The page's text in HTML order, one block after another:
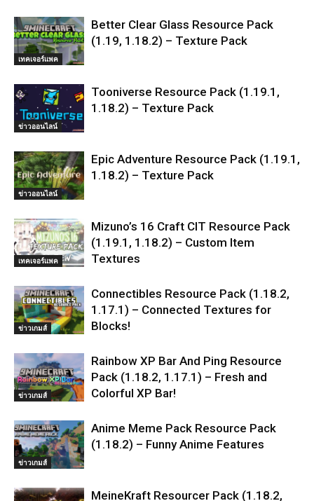
เทคเจอร์แพค
Better Clear Glass Resource Pack
(1.19, 1.18.2) – Texture Pack
ข่าวออนไลน์
Tooniverse Resource Pack (1.19.1,
1.18.2) – Texture Pack
ข่าวออนไลน์
Epic Adventure Resource Pack (1.19.1,
1.18.2) – Texture Pack
เทคเจอร์แพค
Mizuno’s 16 Craft CIT Resource Pack
(1.19.1, 1.18.2) – Custom Item
Textures
ข่าวเกมส์
Connectibles Resource Pack (1.18.2,
1.17.1) – Connected Textures for
Blocks!
ข่าวเกมส์
Rainbow XP Bar And Ping Resource
Pack (1.18.2, 1.17.1) – Fresh and
Colorful XP Bar!
ข่าวเกมส์
Anime Meme Pack Resource Pack
(1.18.2) – Funny Anime Features
MeineKraft Resourcer Pack (1.18.2,